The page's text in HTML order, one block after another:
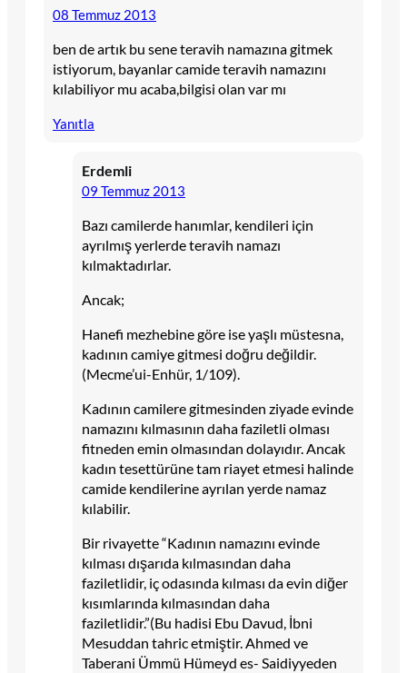
08 Temmuz 2013
ben de artık bu sene teravih namazına gitmek
istiyorum, bayanlar camide teravih namazını
kılabiliyor mu acaba,bilgisi olan var mı
Yanıtla
Erdemli
09 Temmuz 2013
Bazı camilerde hanımlar, kendileri için
ayrılmış yerlerde teravih namazı
kılmaktadırlar.
Ancak;
Hanefi mezhebine göre ise yaşlı müstesna,
kadının camiye gitmesi doğru değildir.
(Mecme’ui-Enhür, 1/109).
Kadının camilere gitmesinden ziyade evinde
namazını kılmasının daha faziletli olması
fitneden emin olmasından dolayıdır. Ancak
kadın tesettürüne tam riayet etmesi halinde
camide kendilerine ayrılan yerde namaz
kılabilir.
Bir rivayette “Kadının namazı­nı evinde
kılması dışarıda kılmasından daha
faziletlidir, iç odasında kılması da evin diğer
kısımlarında kılmasından daha
faziletlidir.”(Bu hadisi Ebu Davud, İbni
Mesuddan tahric etmiştir. Ahmed ve
Taberani Ümmü Hümeyd es- Saidiyyeden